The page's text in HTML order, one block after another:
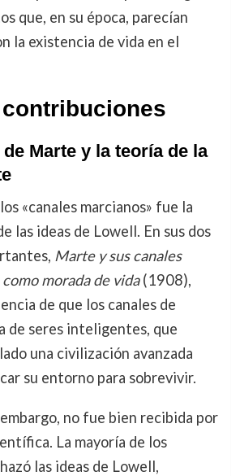
que, en su época, parecían
la existencia de vida en el
Marte y la teoría de la
«canales marcianos» fue la
las ideas de Lowell. En sus dos
Marte y sus canales
morada de vida(1908),
de que los canales de
de seres inteligentes, que
una civilización avanzada
su entorno para sobrevivir.
no fue bien recibida por
La mayoría de los
las ideas de Lowell,